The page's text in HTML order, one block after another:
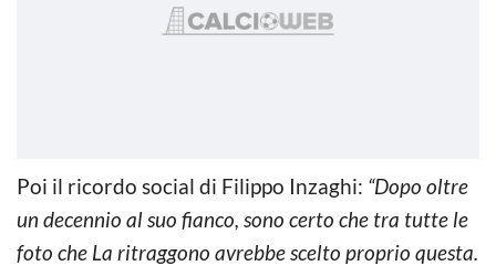
Poi il ricordo social di Filippo Inzaghi: “Dopo oltre
un decennio al suo fianco, sono certo che tra tutte le
foto che La ritraggono avrebbe scelto proprio questa.